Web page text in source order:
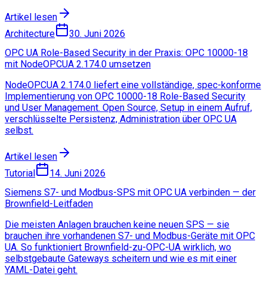
Artikel lesen
Architecture
30. Juni 2026
OPC UA Role-Based Security in der Praxis: OPC 10000-18
mit NodeOPCUA 2.174.0 umsetzen
NodeOPCUA 2.174.0 liefert eine vollständige, spec-konforme
Implementierung von OPC 10000-18 Role-Based Security
und User Management. Open Source, Setup in einem Aufruf,
verschlüsselte Persistenz, Administration über OPC UA
selbst.
Artikel lesen
Tutorial
14. Juni 2026
Siemens S7- und Modbus-SPS mit OPC UA verbinden — der
Brownfield-Leitfaden
Die meisten Anlagen brauchen keine neuen SPS — sie
brauchen ihre vorhandenen S7- und Modbus-Geräte mit OPC
UA. So funktioniert Brownfield-zu-OPC-UA wirklich, wo
selbstgebaute Gateways scheitern und wie es mit einer
YAML-Datei geht.